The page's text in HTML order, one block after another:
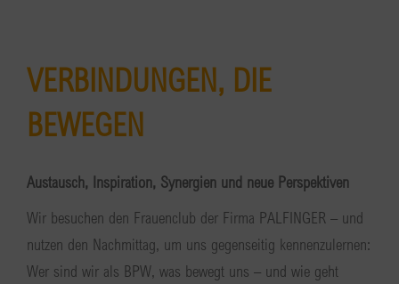
VERBINDUNGEN, DIE
BEWEGEN
Austausch, Inspiration, Synergien und neue Perspektiven
Wir besuchen den Frauenclub der Firma PALFINGER – und
nutzen den Nachmittag, um uns gegenseitig kennenzulernen:
Wer sind wir als BPW, was bewegt uns – und wie geht